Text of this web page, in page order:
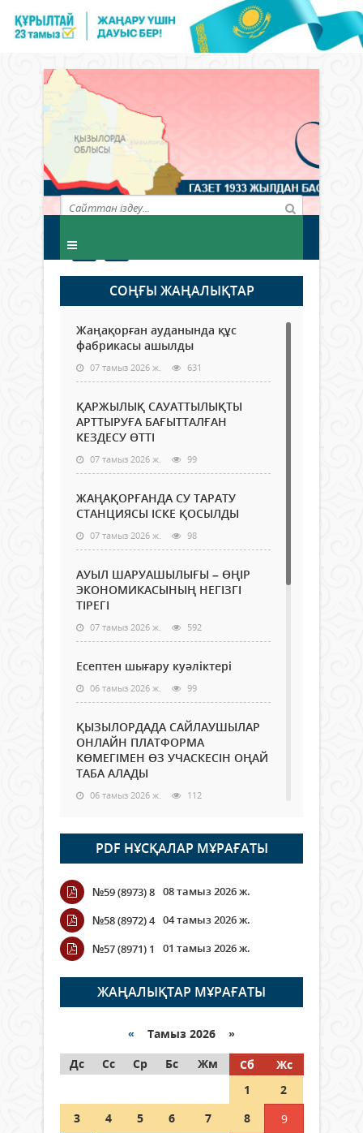
СОҢҒЫ ЖАҢАЛЫҚТАР
Жаңақорған ауданында құс
фабрикасы ашылды
07 тамыз 2026 ж. 631
ҚАРЖЫЛЫҚ САУАТТЫЛЫҚТЫ
АРТТЫРУҒА БАҒЫТТАЛҒАН
КЕЗДЕСУ ӨТТІ
07 тамыз 2026 ж. 99
ЖАҢАҚОРҒАНДА СУ ТАРАТУ
СТАНЦИЯСЫ ІСКЕ ҚОСЫЛДЫ
07 тамыз 2026 ж. 98
АУЫЛ ШАРУАШЫЛЫҒЫ – ӨҢІР
ЭКОНОМИКАСЫНЫҢ НЕГІЗГІ
ТІРЕГІ
07 тамыз 2026 ж. 592
Есептен шығару куәліктері
06 тамыз 2026 ж. 99
ҚЫЗЫЛОРДАДА САЙЛАУШЫЛАР
ОНЛАЙН ПЛАТФОРМА
КӨМЕГІМЕН ӨЗ УЧАСКЕСІН ОҢАЙ
ТАБА АЛАДЫ
06 тамыз 2026 ж. 112
Open Air: Қызылорда облысы
полиция департаменті 20
мыңнан астам көрерменнің
қауіпсіздігін қамтамасыз етті
06 тамыз 2026 ж.
Wi-Fi ҚАБЫРҒА АРҚЫЛЫ ҚАЛАЙ
ӨТЕДІ?
06 тамыз 2026 ж. 288
граждане Казахстана,
05 тамыз 2026 ж. 168
Шетелде жүрген Қазақстан
азаматтары қалай дауыс бере
PDF НҰСҚАЛАР МҰРАҒАТЫ
№59 (8973) 8 08 тамыз 2026 ж.
№58 (8972) 4 04 тамыз 2026 ж.
№57 (8971) 1
01 тамыз 2026 ж.
ЖАҢАЛЫҚТАР МҰРАҒАТЫ
« Тамыз 2026 »
Дс
Сс Ср Бс Жм Сб
Жс
1
2
3
4 5 6 7 8
9